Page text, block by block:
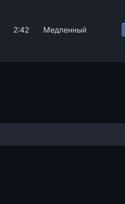
2:42 Медленный